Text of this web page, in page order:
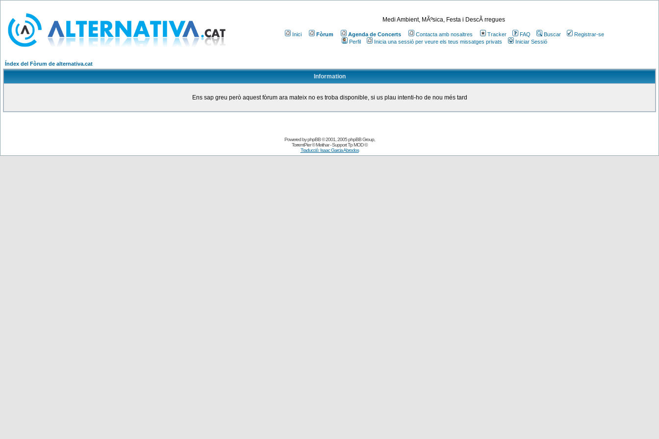
Medi Ambient, MÃºsica, Festa i DescÃ rregues
Inici Fòrum Agenda de Concerts Contacta amb nosaltres Tracker FAQ Buscar
Registrar-se
Perfil
Inicia una sessió per veure els teus missatges privats Iniciar Sessió
Índex del Fòrum de alternativa.cat
Information
Ens sap greu però aquest fòrum ara mateix no es troba disponible, si us plau intenti-ho de nou més tard
Powered byphpBB© 2001, 2005 phpBB Group,
TorrentPier© Meithar - SupportTp MOD©
Traducció: Isaac Garcia Abrodos